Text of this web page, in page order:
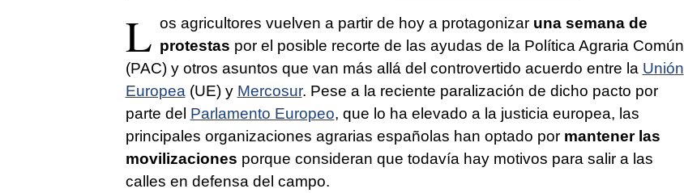
L os agricultores vuelven a partir de hoy a protagonizaruna semana de
protestas por el posible recorte de las ayudas de la Política Agraria Común
(PAC) y otros asuntos que van más allá del controvertido acuerdo entre la Unión
Europea (UE) y Mercosur. Pese a la reciente paralización de dicho pacto por
parte del Parlamento Europeo, que lo ha elevado a la justicia europea, las
principales organizaciones agrarias españolas han optado por mantener las
movilizaciones porque consideran que todavía hay motivos para salir a las
calles en defensa del campo.